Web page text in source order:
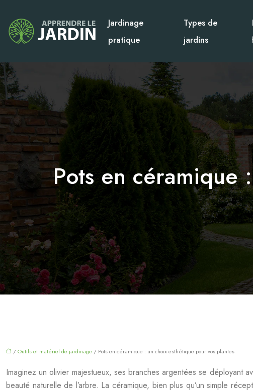
Jardinage
pratique
Types de
jardins
Pots en céramique
/Outils et matériel de jardinage / Pots en céramique : un choix esthétique pour vos plantes
Imaginez un olivier majestueux, ses branches argentées se déployant
beauté naturelle de l’arbre. La céramique, bien plus qu’un simple